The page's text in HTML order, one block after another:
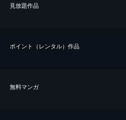
⾒放題作品
ポイント（レンタル）作品
無料マンガ